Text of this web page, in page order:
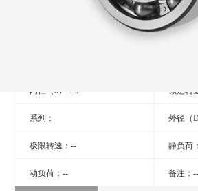
内径（d）：9 额定转
系列： 外径（
极限转速：-- 静负荷
动负荷：-- 备注：--